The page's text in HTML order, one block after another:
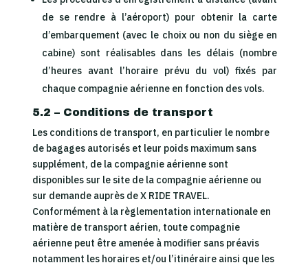
de se rendre à l’aéroport) pour obtenir la carte
d’embarquement (avec le choix ou non du siège en
cabine) sont réalisables dans les délais (nombre
d’heures avant l’horaire prévu du vol) fixés par
chaque compagnie aérienne en fonction des vols.
5.2 – Conditions de transport
Les conditions de transport, en particulier le nombre
de bagages autorisés et leur poids maximum sans
supplément, de la compagnie aérienne sont
disponibles sur le site de la compagnie aérienne ou
sur demande auprès de X RIDE TRAVEL.
Conformément à la règlementation internationale en
matière de transport aérien, toute compagnie
aérienne peut être amenée à modifier sans préavis
notamment les horaires et/ou l’itinéraire ainsi que les